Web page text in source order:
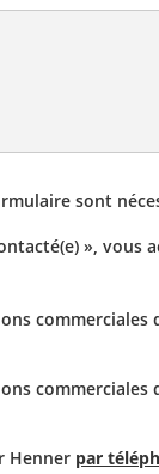
sont
», vous
commerciales
commerciales
Henner par